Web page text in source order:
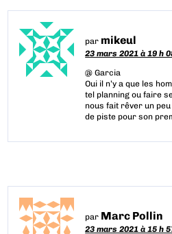
par mikeul
23 mars 2021 à 19 h
@ Garcia
Oui il n’y a que les
tel planning ou faire
nous fait rêver un
de piste pour son
par Marc Pollin
23 mars 2021 à 15 h